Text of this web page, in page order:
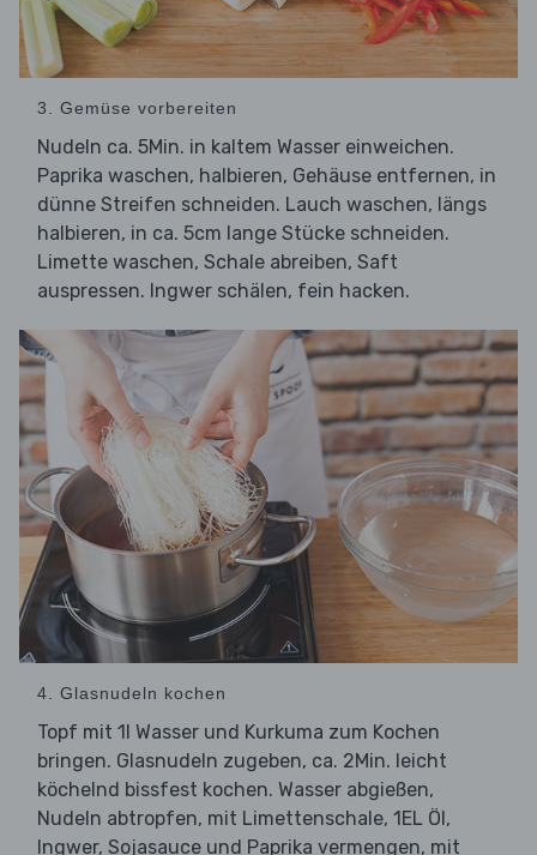
3. Gemüse vorbereiten
Nudeln ca. 5Min. in kaltem Wasser einweichen.
Paprika waschen, halbieren, Gehäuse entfernen, in
dünne Streifen schneiden. Lauch waschen, längs
halbieren, in ca. 5cm lange Stücke schneiden.
Limette waschen, Schale abreiben, Saft
auspressen. Ingwer schälen, fein hacken.
4. Glasnudeln kochen
Topf mit 1l Wasser und Kurkuma zum Kochen
bringen. Glasnudeln zugeben, ca. 2Min. leicht
köchelnd bissfest kochen. Wasser abgießen,
Nudeln abtropfen, mit Limettenschale, 1EL Öl,
Ingwer, Sojasauce und Paprika vermengen, mit